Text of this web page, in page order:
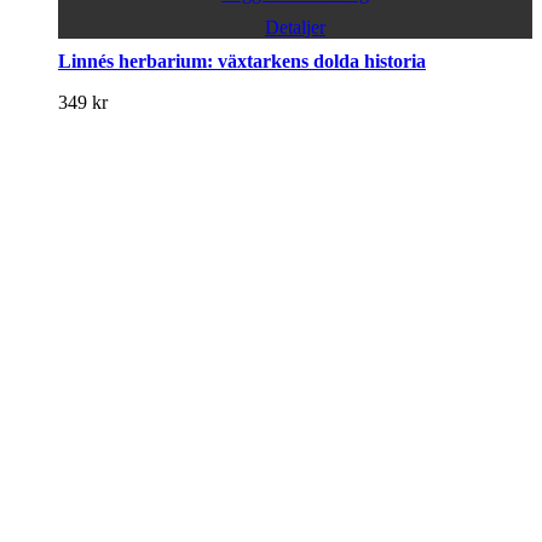
Detaljer
Linnés herbarium: växtarkens dolda historia
349 kr